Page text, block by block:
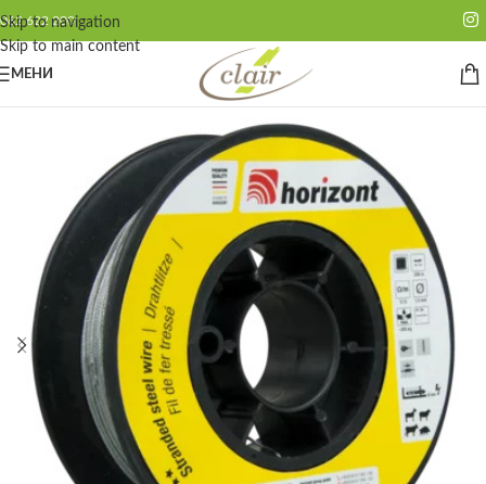
Skip to navigation
Skip to main content
062 622 200
МЕНИ